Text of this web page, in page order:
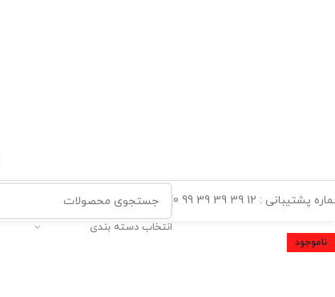
پشتیبانی : 12 39 39 39 99 0
انتخاب دسته بندی
ناموجود